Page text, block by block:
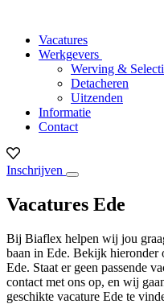
Vacatures
Werkgevers
Werving &
Detacheren
Uitzenden
Informatie
Contact
Inschrijven
Vacatures Ede
Bij Biaflex helpen wij jou
baan in Ede. Bekijk hieronder
Ede. Staat er geen passende
contact met ons op, en wij
geschikte vacature Ede te